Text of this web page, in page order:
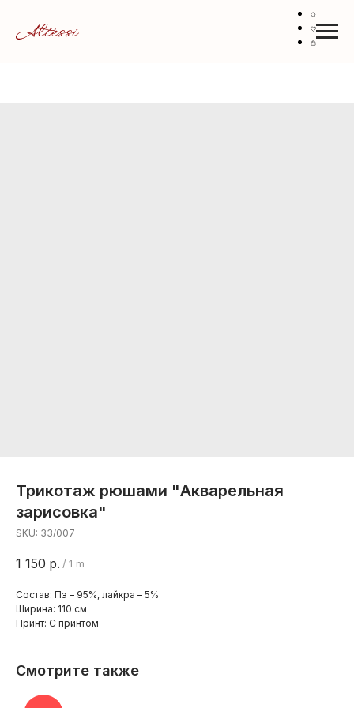
Трикотаж рюшами "Акварельная
зарисовка"
SKU: 33/007
1 150 р. / 1 m
Состав: Пэ – 95%, лайкра – 5%
Ширина: 110 см
Принт: С принтом
Смотрите также